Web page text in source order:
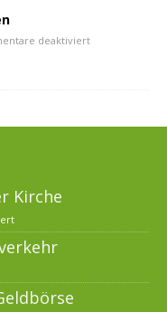
deaktiviert
Kirche